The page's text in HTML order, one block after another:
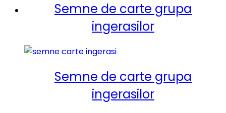
Semne de carte grupa
ingerasilor
Semne de carte grupa
ingerasilor